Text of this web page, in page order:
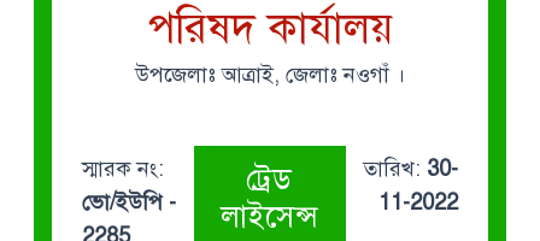
পরিষদ কার্যালয়
উপজেলাঃ আত্রাই, জেলাঃ নওগাঁ ।
স্মারক নং:
ভো/ইউপি -
ট্রেড
লাইসেন্স
তারিখ: 30-
11-2022